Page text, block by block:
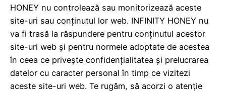
HONEY nu controlează sau monitorizează aceste
site-uri sau conținutul lor web. INFINITY HONEY nu
va fi trasă la răspundere pentru conținutul acestor
site-uri web și pentru normele adoptate de acestea
în ceea ce privește confidențialitatea și prelucrarea
datelor cu caracter personal în timp ce vizitezi
aceste site-uri web. Te rugăm, să acorzi o atenție